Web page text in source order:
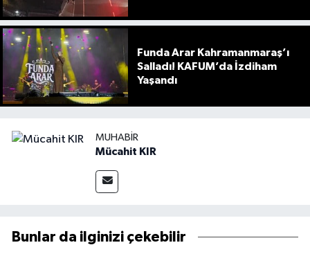
Funda Arar Kahramanmaraş’ı
Salladı! KAFUM’da İzdiham
Yaşandı
MUHABIR
Mücahit KIR
Bunlar da ilginizi çekebilir